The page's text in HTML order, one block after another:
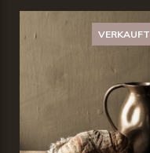
VERKAUFT